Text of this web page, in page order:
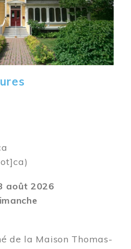
août 2026
de la Maison Thomas-